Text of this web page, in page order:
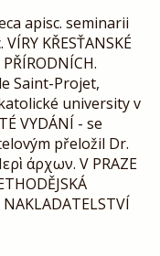
apisc. seminarii
KŘESŤANSKÉ
Saint-Projet,
university v
VYDÁNÍ - se
přeložil Dr.
άρχων. V PRAZE